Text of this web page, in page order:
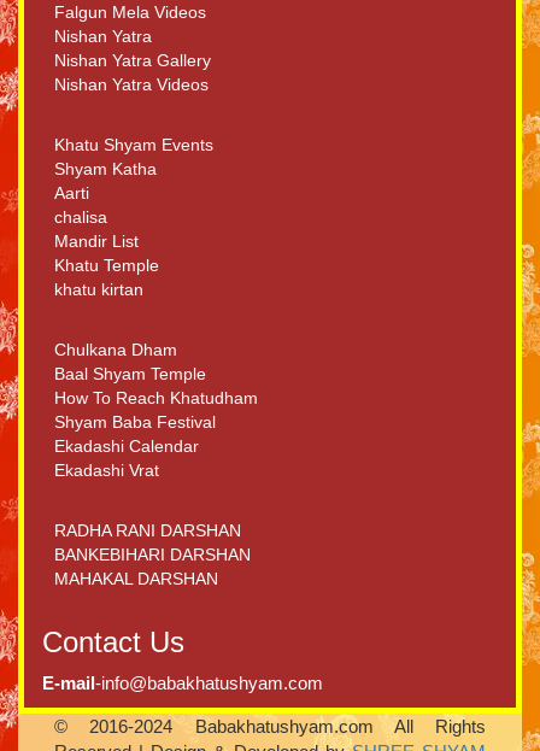
Falgun Mela Videos
Nishan Yatra
Nishan Yatra Gallery
Nishan Yatra Videos
Khatu Shyam Events
Shyam Katha
Aarti
chalisa
Mandir List
Khatu Temple
khatu kirtan
Chulkana Dham
Baal Shyam Temple
How To Reach Khatudham
Shyam Baba Festival
Ekadashi Calendar
Ekadashi Vrat
RADHA RANI DARSHAN
BANKEBIHARI DARSHAN
MAHAKAL DARSHAN
Contact Us
E-mail-info@babakhatushyam.com
© 2016-2024 Babakhatushyam.com All Rights